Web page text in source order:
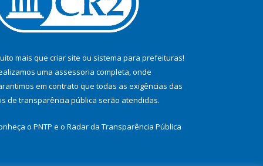
mais que criar site ou sistema para prefeituras!
uma assessoria completa, onde
em contrato que todas as exigências das
de transparência pública serão atendidas.
o PNTP e o Radar da Transparência Pública